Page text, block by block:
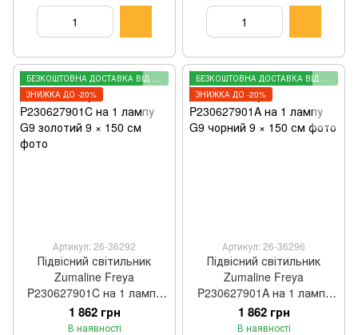
БЕЗКОШТОВНА ДОСТАВКА ВІД 2000 ГРН
ЗНИЖКА ДО -20%
Артикул: 26-36292
Підвісний світильник
Zumaline Freya
P230627901C на 1 лампу
G9 золотий 9 × 150 см
1 862 грн
В наявності
БЕЗКОШТОВНА ДОСТАВКА ВІД 2000 ГРН
ЗНИЖКА ДО -20%
Артикул: 26-36296
Підвісний світильник
Zumaline Freya
P230627901A на 1 лампу
G9 чорний 9 × 150 см
1 862 грн
В наявності